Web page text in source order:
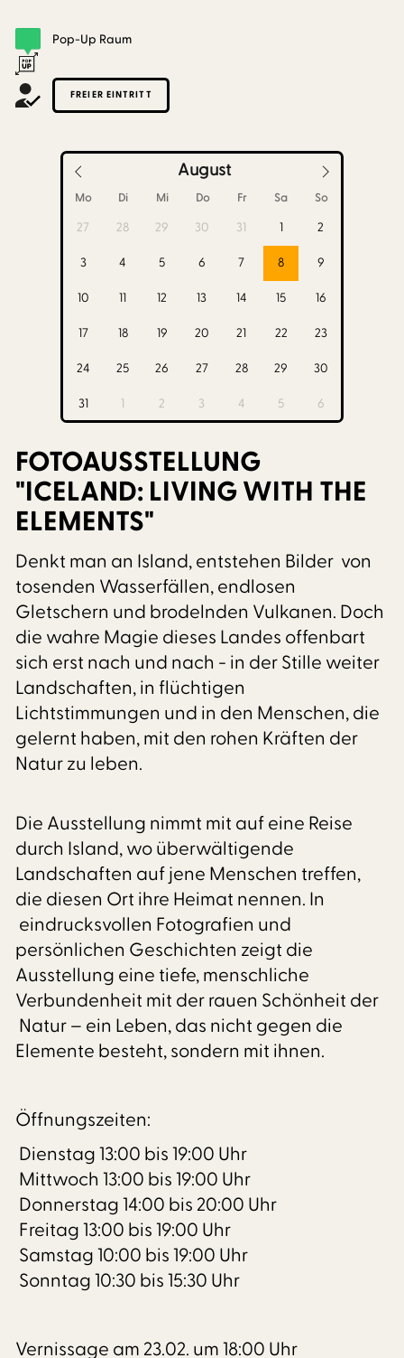
Pop-Up Raum
FREIER EINTRITT
August
Mo Di Mi Do Fr Sa So
27 28 29 30 31 1 2
3 4 5 6 7 8 9
10 11 12 13 14 15 16
17 18 19 20 21 22 23
24 25 26 27 28 29 30
31 1 2 3 4 5 6
FOTOAUSSTELLUNG
"ICELAND: LIVING WITH THE
ELEMENTS"
Denkt man an Island, entstehen Bilder von
tosenden Wasserfällen, endlosen
Gletschern und brodelnden Vulkanen. Doch
die wahre Magie dieses Landes offenbart
sich erst nach und nach - in der Stille weiter
Landschaften, in flüchtigen
Lichtstimmungen und in den Menschen, die
gelernt haben, mit den rohen Kräften der
Natur zu leben.
Die Ausstellung nimmt mit auf eine Reise
durch Island, wo überwältigende
Landschaften auf jene Menschen treffen,
die diesen Ort ihre Heimat nennen. In
eindrucksvollen Fotografien und
persönlichen Geschichten zeigt die
Ausstellung eine tiefe, menschliche
Verbundenheit mit der rauen Schönheit der
Natur – ein Leben, das nicht gegen die
Elemente besteht, sondern mit ihnen.
Öffnungszeiten:
Dienstag 13:00 bis 19:00 Uhr
Mittwoch 13:00 bis 19:00 Uhr
Donnerstag 14:00 bis 20:00 Uhr
Freitag 13:00 bis 19:00 Uhr
Samstag 10:00 bis 19:00 Uhr
Sonntag 10:30 bis 15:30 Uhr
Vernissage am 23.02. um 18:00 Uhr